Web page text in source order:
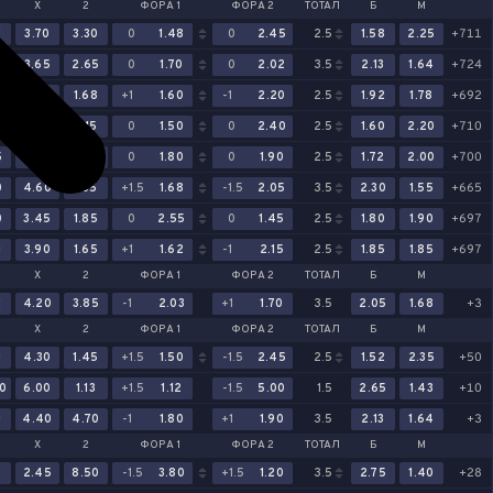
Х 2 ФОРА 1 ФОРА 2 ТОТАЛ Б М
3.70 3.30 0 1.48 0 2.45 2.5 1.58 2.25
+711
3.65 2.65 0 1.70 0 2.02 3.5 2.13 1.64
+724
1.68 +1 1.60 -1 2.20 2.5 1.92 1.78
+692
3.15 0 1.50 0 2.40 2.5 1.60 2.20
+710
0 1.80 0 1.90 2.5 1.72 2.00
+700
4.60 1.35 +1.5 1.68 -1.5 2.05 3.5 2.30 1.55
+665
3.45 1.85 0 2.55 0 1.45 2.5 1.80 1.90
+697
3.90 1.65 +1 1.62 -1 2.15 2.5 1.85 1.85 +697
Х 2 ФОРА 1 ФОРА 2 ТОТАЛ Б М
4.20 3.85 -1 2.03 +1 1.70 3.5 2.05 1.68 +3
Х 2 ФОРА 1 ФОРА 2 ТОТАЛ Б М
4.30 1.45 +1.5 1.50 -1.5 2.45 2.5 1.52 2.35
+50
6.00 1.13 +1.5 1.12 -1.5 5.00 1.5 2.65 1.43
+10
4.40 4.70 -1 1.80 +1 1.90 3.5 2.13 1.64 +3
Х 2 ФОРА 1 ФОРА 2 ТОТАЛ Б М
2.45 8.50 -1.5 3.80 +1.5 1.20 3.5 2.75 1.40
+28